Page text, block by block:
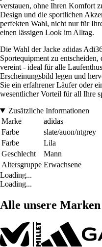
verstauen, ohne Ihren Komfort
Design und die sportlichen
perfekten Wahl, nicht nur für
einen lässigen Look im Alltag.
Die Wahl der Jacke adidas
Sportequipment zu
vereint - ideal für alle
Erscheinungsbild legen und
Sie ein erfahrener Läufer oder
wesentlicher Vorteil für all Ihre
Zusätzliche Informationen
Marke
adidas
Farbe
slate/auon/ntgrey
Farbe
Lila
Geschlecht
Mann
Altersgruppe Erwachsene
Loading...
Loading...
Alle unsere Marken